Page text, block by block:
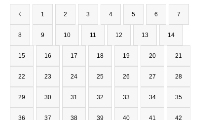
1 2 3 4 5 6 7
8 9 10 11 12 13 14
15 16 17 18 19 20 21
22 23 24 25 26 27 28
29 30 31 32 33 34 35
36 37 38 39 40 41 42